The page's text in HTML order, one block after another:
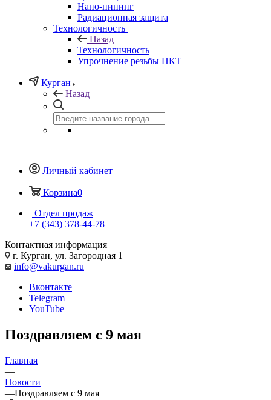
Нано-пининг
Радиационная защита
Технологичность
Назад
Технологичность
Упрочнение резьбы НКТ
Курган
Назад
Личный кабинет
Корзина0
Отдел продаж
+7 (343) 378-44-78
Контактная информация
г. Курган, ул. Загородная 1
info@vakurgan.ru
Вконтакте
Telegram
YouTube
Поздравляем с 9 мая
Главная
—
Новости
—Поздравляем с 9 мая